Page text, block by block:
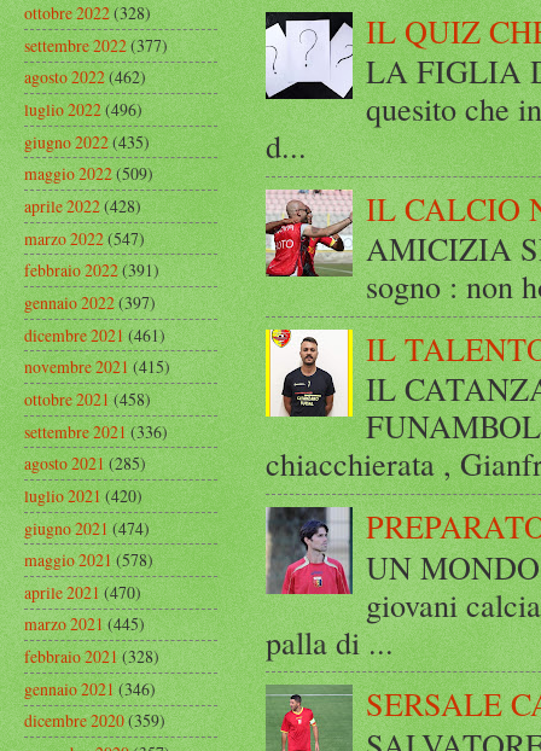
IL QUIZ
LA FIGLIA
quesito che
d...
IL CALCIO
AMICIZIA
sogno : non
IL
IL
chiacchierata ,
UN
giovani
palla di ...
SERSALE
ottobre 2022(328)
settembre 2022(377)
agosto 2022(462)
luglio 2022(496)
giugno 2022(435)
maggio 2022(509)
aprile 2022(428)
marzo 2022(547)
febbraio 2022(391)
gennaio 2022(397)
dicembre 2021(461)
novembre 2021(415)
ottobre 2021(458)
settembre 2021(336)
agosto 2021(285)
luglio 2021(420)
giugno 2021(474)
maggio 2021(578)
aprile 2021(470)
marzo 2021(445)
febbraio 2021(328)
gennaio 2021(346)
dicembre 2020(359)